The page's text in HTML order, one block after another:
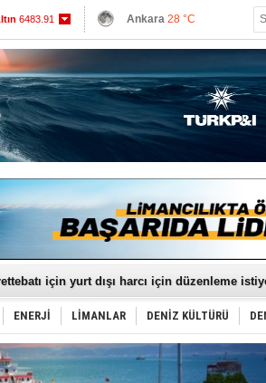
6483.91
54.9593
Ankara 28 °C
Antalya28 °C
Muğla 29 °C
Çanakkale 29 °C
2. oldu!
için yurt dışı harcı için düzenleme
hattında yeni dönem başlıyor
tutuklaması!
‘Ceza Rejimi’!
Yönetim Kurulu Başkanını seçti!
‘SoleMarin’i seçti
yazıldı!
ENERJİ LİMANLAR DENİZ KÜLTÜRÜ